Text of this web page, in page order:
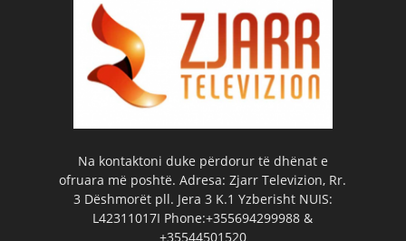
Na kontaktoni duke përdorur të dhënat e
ofruara më poshtë. Adresa: Zjarr Televizion, Rr.
3 Dëshmorët pll. Jera 3 K.1 Yzberisht NUIS:
L42311017I Phone:+355694299988 &
+35544501520